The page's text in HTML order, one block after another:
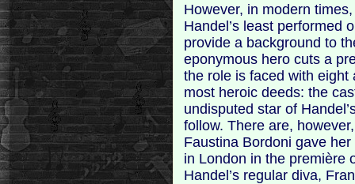
However, in modern
Handel’s least performed
provide a background to
eponymous hero cuts a
the role is faced with
most heroic deeds: the
undisputed star of
follow. There are,
Faustina Bordoni gave
in London in the première
Handel’s regular diva,